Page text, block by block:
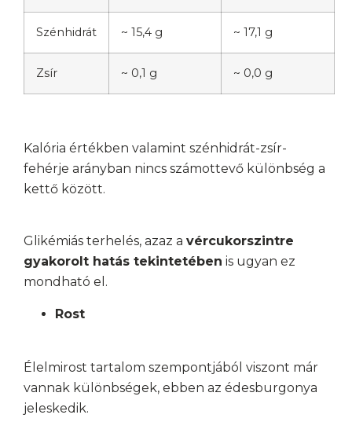
Szénhidrát ~ 15,4 g ~ 17,1 g
Zsír ~ 0,1 g ~ 0,0 g
Kalória értékben valamint szénhidrát-zsír-
fehérje arányban nincs számottevő különbség a
kettő között.
Glikémiás terhelés, azaz a vércukorszintre
gyakorolt hatás tekintetében is ugyan ez
mondható el.
Rost
Élelmirost tartalom szempontjából viszont már
vannak különbségek, ebben az édesburgonya
jeleskedik.